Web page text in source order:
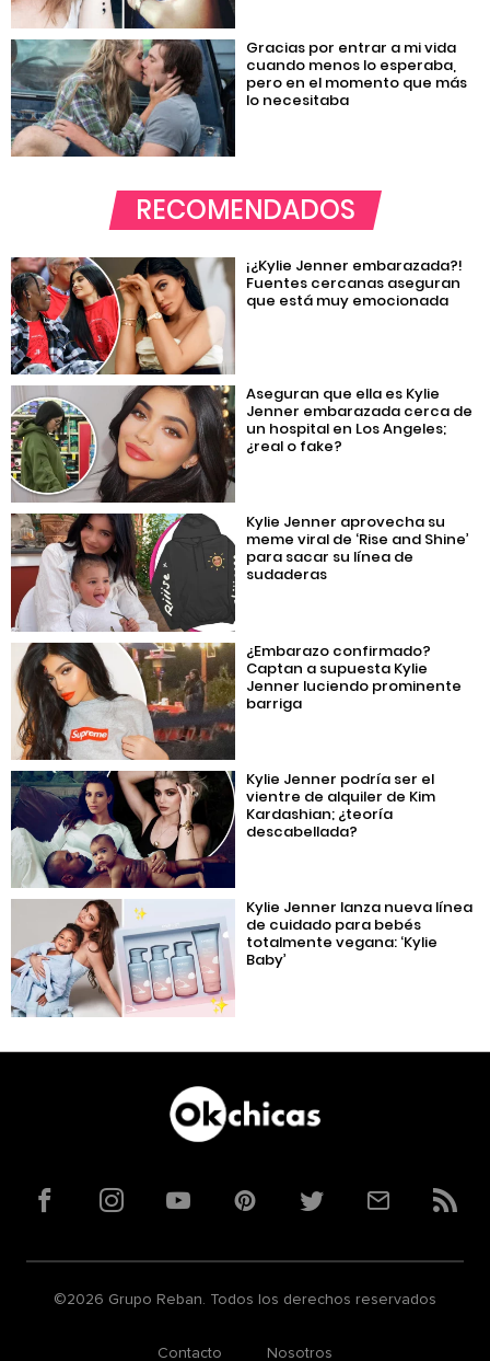
Gracias por entrar a mi vida
cuando menos lo esperaba,
pero en el momento que más
lo necesitaba
RECOMENDADOS
¡¿Kylie Jenner embarazada?!
Fuentes cercanas aseguran
que está muy emocionada
Aseguran que ella es Kylie
Jenner embarazada cerca de
un hospital en Los Angeles;
¿real o fake?
Kylie Jenner aprovecha su
meme viral de ‘Rise and Shine’
para sacar su línea de
sudaderas
¿Embarazo confirmado?
Captan a supuesta Kylie
Jenner luciendo prominente
barriga
Kylie Jenner podría ser el
vientre de alquiler de Kim
Kardashian; ¿teoría
descabellada?
Kylie Jenner lanza nueva línea
de cuidado para bebés
totalmente vegana: ‘Kylie
Baby’
FacebookInstagramYouTubePinterestTwitterCorreoRSS
©2026 Grupo Reban. Todos los derechos reservados
Contacto Nosotros